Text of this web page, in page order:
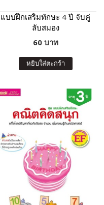
แบบฝึกเสริมทักษะ 4 ปี จับคู่
ลับสมอง
60 บาท
หยิบใส่ตะกร้า